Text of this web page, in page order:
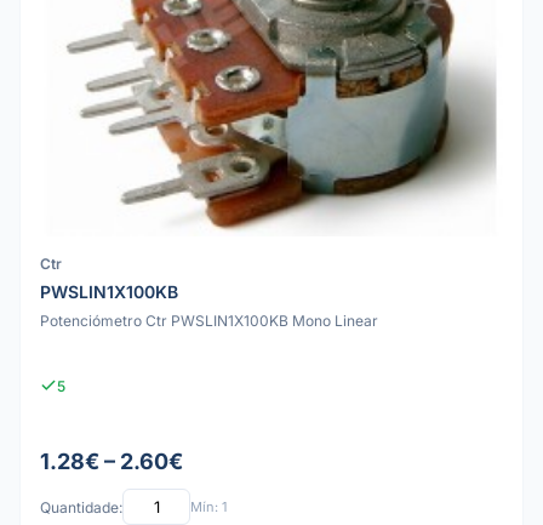
Ctr
PWSLIN1X100KB
Potenciómetro Ctr PWSLIN1X100KB Mono Linear
5
1.28€ – 2.60€
Quantidade: Mín: 1